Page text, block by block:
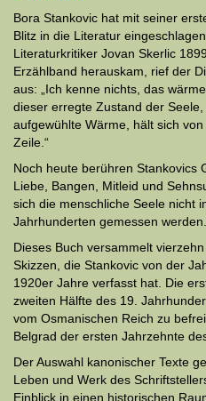
Bora Stankovic hat mit seiner
Blitz in die Literatur
Literaturkritiker Jovan Skerlic
Erzählband herauskam, rief der
aus: „Ich kenne nichts, das
dieser erregte Zustand der
aufgewühlte Wär­me, hält sich
Zeile.“
Noch heute berühren Stankovics
Liebe, Ban­gen, Mitleid und
sich die menschliche Seele nicht
Jahrhunderten gemessen werden.
Dieses Buch versammelt
Skizzen, die Stan­­­kovic von der
1920er Jahre verfasst hat. Die
zweiten Hälfte des 19.
vom Osmanischen Reich zu
Belgrad der ersten Jahrzehnte
Der Auswahl kanonischer Texte
Leben und Werk des
Einblick in einen historischen